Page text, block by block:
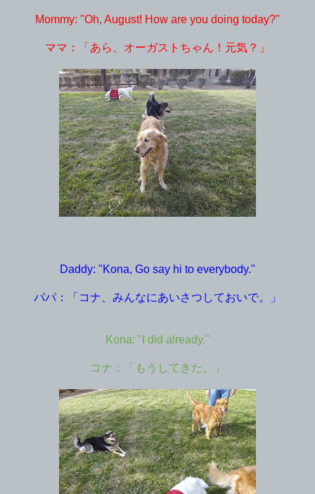
Mommy: "Oh, August! How are you doing today?"
ママ：「あら、オーガストちゃん！元気？」
Daddy: "Kona, Go say hi to everybody."
パパ：「コナ、みんなにあいさつしておいで。」
Kona: "I did already."
コナ：「もうしてきた。」